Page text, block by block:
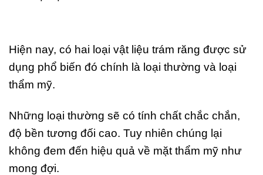
Hiện nay, có hai loại vật liệu trám răng được sử
dụng phổ biến đó chính là loại thường và loại
thẩm mỹ.
Những loại thường sẽ có tính chất chắc chắn,
độ bền tương đối cao. Tuy nhiên chúng lại
không đem đến hiệu quả về mặt thẩm mỹ như
mong đợi.